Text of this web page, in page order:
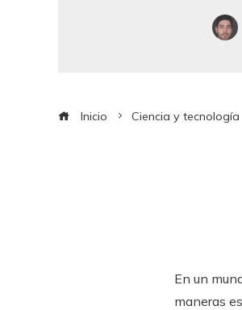
Inicio Ciencia y tecnología
En un
maneras